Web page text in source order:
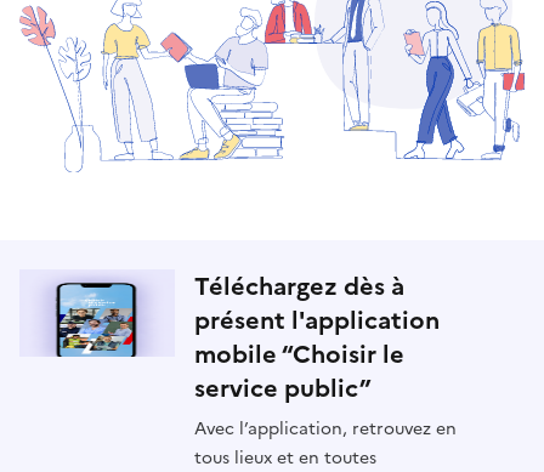
Téléchargez dès à
présent l'application
mobile “Choisir le
service public”
Avec l’application, retrouvez en
tous lieux et en toutes